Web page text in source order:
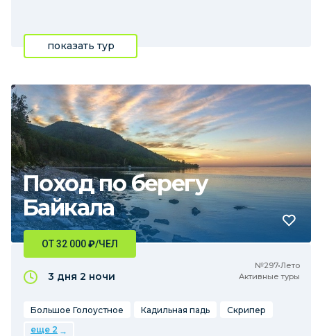
показать тур
Поход по берегу
Байкала
№297•Лето
Активные туры
ОТ 32 000₽/ЧЕЛ
3 дня 2 ночи
Большое Голоустное Кадильная падь
Скрипер
еще 2